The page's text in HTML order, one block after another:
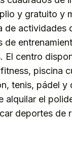
y gratuito y
de actividades
de
El centro
piscina
tenis, pádel y
alquilar el
deportes de